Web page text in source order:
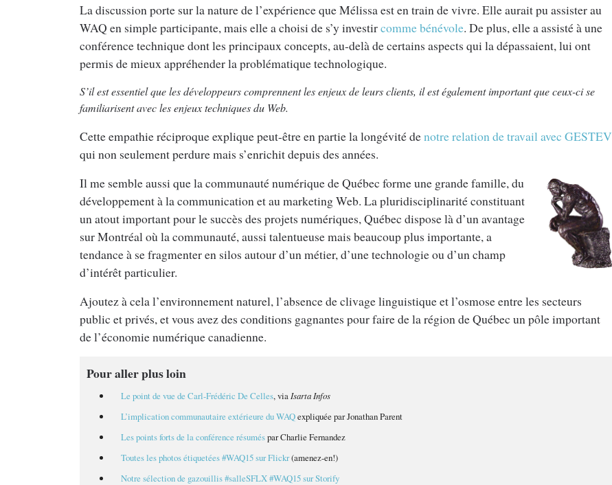
La discussion porte sur la nature de l’expérience que Mélissa est en train de vivre. Elle aurait pu assister au
WAQ en simple participante, mais elle a choisi de s’y investircomme bénévole. De plus, elle a assisté à une
conférence technique dont les principaux concepts, au-delà de certains aspects qui la dépassaient, lui ont
permis de mieux appréhender la problématique technologique.
S’il est essentiel que les développeurs comprennent les enjeux de leurs clients, il est également important que ceux-ci se
familiarisent avec les enjeux techniques du Web.
Cette empathie réciproque explique peut-être en partie la longévité denotre relation de travail avec GESTEV
qui non seulement perdure mais s’enrichit depuis des années.
Il me semble aussi que la communauté numérique de Québec forme une grande famille, du
développement à la communication et au marketing Web. La pluridisciplinarité constituant
un atout important pour le succès des projets numériques, Québec dispose là d’un avantage
sur Montréal où la communauté, aussi talentueuse mais beaucoup plus importante, a
tendance à se fragmenter en silos autour d’un métier, d’une technologie ou d’un champ
d’intérêt particulier.
Ajoutez à cela l’environnement naturel, l’absence de clivage linguistique et l’osmose entre les secteurs
public et privés, et vous avez des conditions gagnantes pour faire de la région de Québec un pôle important
de l’économie numérique canadienne.
Pour aller plus loin
Le point de vue de Carl-Frédéric De Celles, viaIsarta Infos
L’implication communautaire extérieure du WAQexpliquée par Jonathan Parent
Les points forts de la conférence résuméspar Charlie Fernandez
Toutes les photos étiquetées #WAQ15 sur Flickr(amenez-en!)
Notre sélection de gazouillis #salleSFLX #WAQ15 sur Storify